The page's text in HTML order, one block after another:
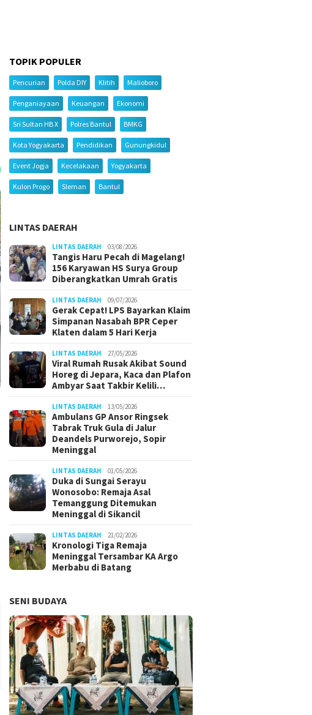
TOPIK POPULER
Pencurian Polda DIY Klitih Malioboro
Penganiayaan Keuangan Ekonomi
Sri Sultan HB X Polres Bantul BMKG
Kota Yogyakarta Pendidikan Gunungkidul
Event Jogja Kecelakaan Yogyakarta
Kulon Progo Sleman Bantul
LINTAS DAERAH
LINTAS DAERAH 03/08/2026
Tangis Haru Pecah di Magelang!
156 Karyawan HS Surya Group
Diberangkatkan Umrah Gratis
LINTAS DAERAH 09/07/2026
Gerak Cepat! LPS Bayarkan Klaim
Simpanan Nasabah BPR Ceper
Klaten dalam 5 Hari Kerja
LINTAS DAERAH 27/05/2026
Viral Rumah Rusak Akibat Sound
Horeg di Jepara, Kaca dan Plafon
Ambyar Saat Takbir Kelili…
LINTAS DAERAH 13/05/2026
Ambulans GP Ansor Ringsek
Tabrak Truk Gula di Jalur
Deandels Purworejo, Sopir
Meninggal
LINTAS DAERAH 01/05/2026
Duka di Sungai Serayu
Wonosobo: Remaja Asal
Temanggung Ditemukan
Meninggal di Sikancil
LINTAS DAERAH 21/02/2026
Kronologi Tiga Remaja
Meninggal Tersambar KA Argo
Merbabu di Batang
SENI BUDAYA